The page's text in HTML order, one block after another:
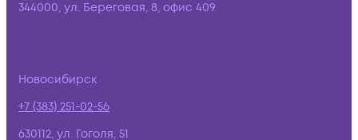
344000, ул. Береговая, 8, офис 409
Новосибирск
+7 (383) 251-02-56
630112, ул. Гоголя, 51